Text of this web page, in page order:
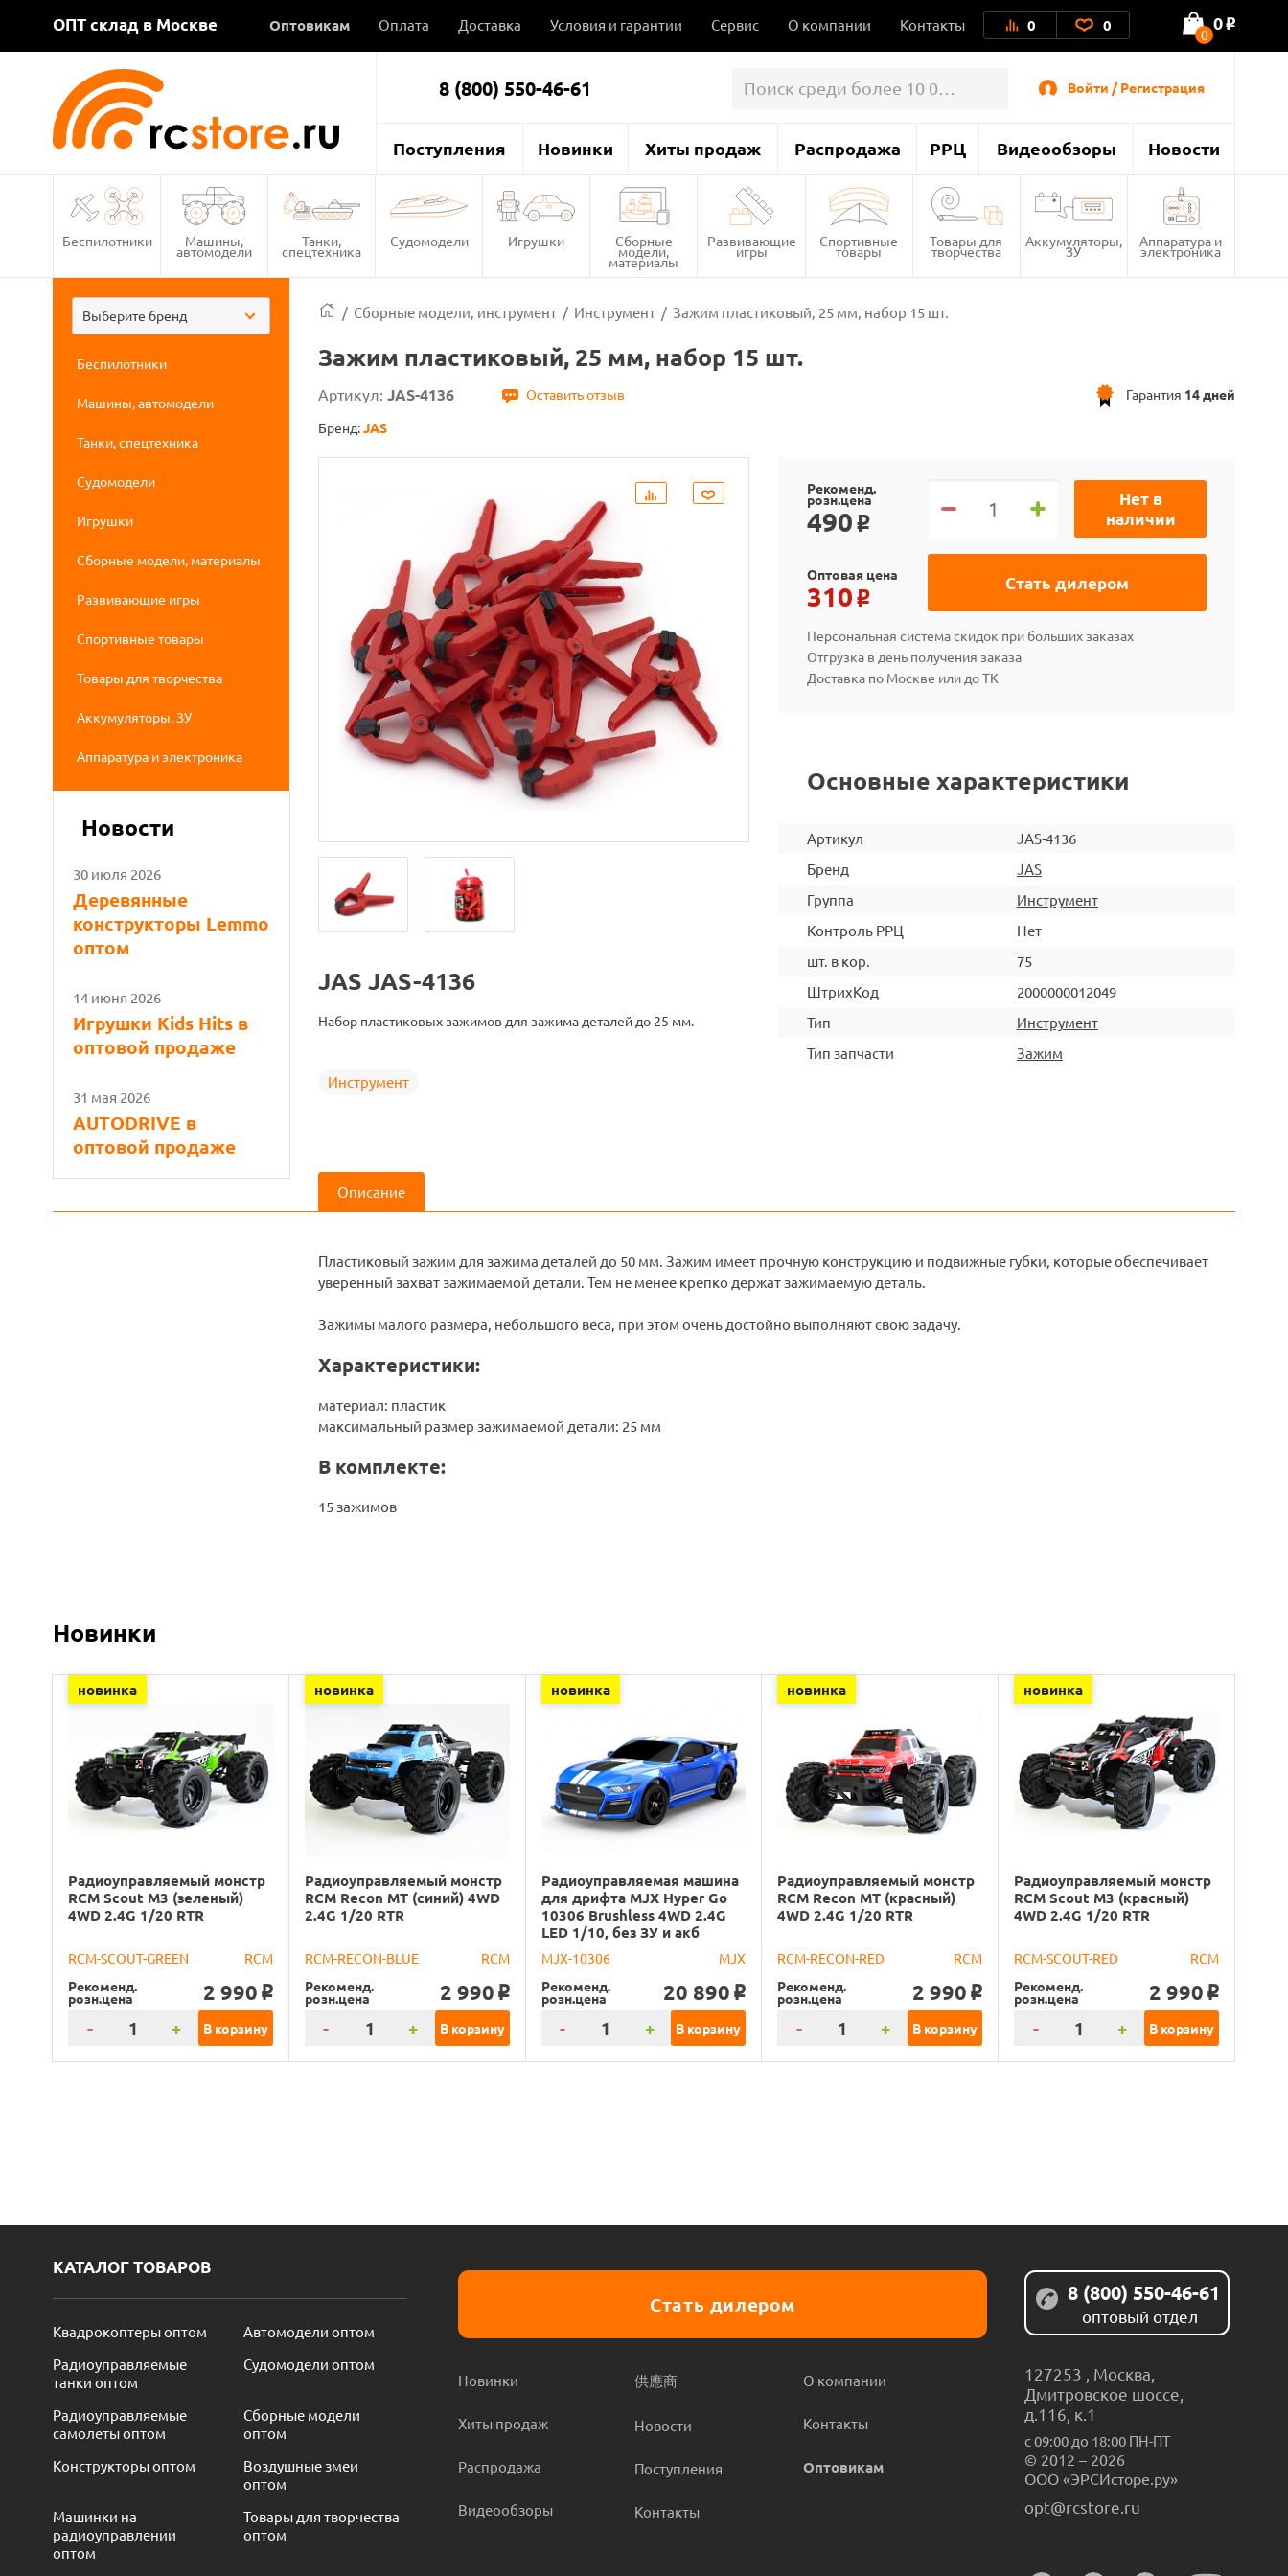
ОПТ склад в Москве Оптовикам Оплата Доставка Условия и гарантии Сервис О компании Контакты 0 0 0
0 o
8 (800) 550-46-61 Войти / Регистрация
Поступления Новинки Хиты продаж Распродажа РРЦ Видеообзоры Новости
Беспилотники Машины,
автомодели
Танки,
спецтехника
Судомодели Игрушки Сборные
модели,
материалы
Развивающие
игры
Спортивные
товары
Товары для
творчества
Аккумуляторы,
ЗУ
Аппаратура и
электроника
Выберите бренд
Беспилотники
Машины, автомодели
Танки, спецтехника
Судомодели
Игрушки
Сборные модели, материалы
Развивающие игры
Спортивные товары
Товары для творчества
Аккумуляторы, ЗУ
Аппаратура и электроника
Новости
30 июля 2026
Деревянные
конструкторы Lemmo
оптом
14 июня 2026
Игрушки Kids Hits в
оптовой продаже
31 мая 2026
AUTODRIVE в
оптовой продаже
/ Сборные модели, инструмент / Инструмент / Зажим пластиковый, 25 мм, набор 15 шт.
Зажим пластиковый, 25 мм, набор 15 шт.
Артикул: JAS-4136 Оставить отзыв Гарантия 14 дней
Бренд:JAS
JAS JAS-4136
Набор пластиковых зажимов для зажима деталей до 25 мм.
Инструмент
Рекоменд.
розн.цена
490 o
Нет в
наличии
Стать дилером
Оптовая цена
310 o
Персональная система скидок при больших заказах
Отгрузка в день получения заказа
Доставка по Москве или до ТК
Основные характеристики
Артикул
JAS-4136
Бренд
JAS
Группа
Инструмент
Контроль РРЦ
Нет
шт. в кор.
75
ШтрихКод
2000000012049
Тип
Инструмент
Тип запчасти
Зажим
Описание
Пластиковый зажим для зажима деталей до 50 мм. Зажим имеет прочную конструкцию и подвижные губки, которые обеспечивает
уверенный захват зажимаемой детали. Тем не менее крепко держат зажимаемую деталь.
Зажимы малого размера, небольшого веса, при этом очень достойно выполняют свою задачу.
Характеристики:
материал: пластик
максимальный размер зажимаемой детали: 25 мм
В комплекте:
15 зажимов
Новинки
новинка
Радиоуправляемый монстр
RCM Scout M3 (зеленый)
4WD 2.4G 1/20 RTR
RCM-SCOUT-GREEN
RCM
Рекоменд.
розн.цена 2 990 o
- + В корзину
новинка
Радиоуправляемый монстр
RCM Recon MT (синий) 4WD
2.4G 1/20 RTR
RCM-RECON-BLUE
RCM
Рекоменд.
розн.цена 2 990 o
- + В корзину
новинка
Радиоуправляемая машина
для дрифта MJX Hyper Go
10306 Brushless 4WD 2.4G
LED 1/10, без ЗУ и акб
MJX-10306
MJX
Рекоменд.
розн.цена 20 890 o
- + В корзину
новинка
Радиоуправляемый монстр
RCM Recon MT (красный)
4WD 2.4G 1/20 RTR
RCM-RECON-RED
RCM
Рекоменд.
розн.цена 2 990 o
- + В корзину
новинка
Радиоуправляемый монстр
RCM Scout M3 (красный)
4WD 2.4G 1/20 RTR
RCM-SCOUT-RED
RCM
Рекоменд.
розн.цена 2 990 o
- + В корзину
КАТАЛОГ ТОВАРОВ
Квадрокоптеры оптом
Автомодели оптом
Радиоуправляемые
танки оптом
Судомодели оптом
Радиоуправляемые
самолеты оптом
Сборные модели
оптом
Конструкторы оптом
Воздушные змеи
оптом
Машинки на
радиоуправлении
оптом
Товары для творчества
оптом
Стать дилером
Новинки
Хиты продаж
Распродажа
Видеообзоры
供應商
Новости
Поступления
Контакты
О компании
Контакты
Оптовикам
8 (800) 550-46-61
оптовый отдел
127253 Москва
Дмитровское шоссе,
д.116, к.1
с 09:00 до 18:00 ПН-ПТ
© 2012 – 2026
ООО «ЭРСИсторе.ру»
opt@rcstore.ru